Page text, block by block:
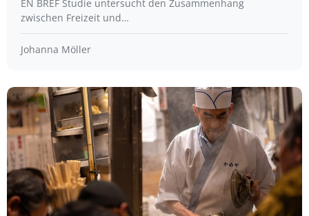
EN BREF Studie untersucht den Zusammenhang
zwischen Freizeit und…
Johanna Möller